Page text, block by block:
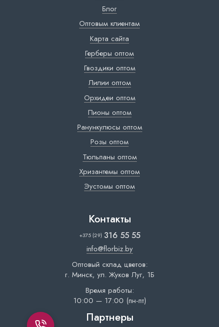
Блог
Оптовым клиентам
Карта сайта
Герберы оптом
Гвоздики оптом
Лилии оптом
Орхидеи оптом
Пионы оптом
Ранункулюсы оптом
Розы оптом
Тюльпаны оптом
Хризантемы оптом
Эустомы оптом
Контакты
+375 (29) 316 55 55
info@florbiz.by
Оптовый склад цветов:
г. Минск, ул. Жуков Луг, 1Б
Время работы:
10:00 — 17:00 (пн-пт)
Партнеры